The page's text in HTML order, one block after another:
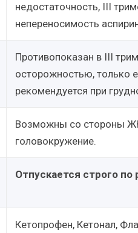
недостаточность, III
непереносимость
Противопоказан в III
осторожностью, только
рекомендуется при
Возможны со стороны
головокружение.
Отпускается строго по
Кетопрофен, Кетонал,